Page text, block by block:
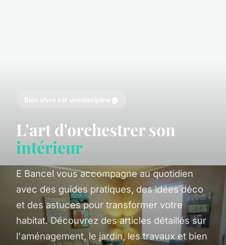
Bien vivre est unediscipline 🏠
L'art d'orchestrer son
intérieur
E Bancel vous accompagne au quotidien
avec des guides pratiques, des idées déco
et des astuces pour transformer votre
habitat. Découvrez des articles détaillés sur
l'aménagement, le jardin, les travaux et bien